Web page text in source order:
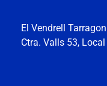
El Vendrell
Ctra. Valls 53,